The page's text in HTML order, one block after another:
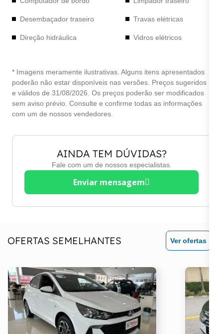
Desembaçador traseiro
Direção hidráulica
Travas elétricas
Vidros elétricos
* Imagens meramente ilustrativas. Alguns itens apresentados
poderão não estar disponíveis nas versões. Preços sugeridos
e válidos de 31/08/2026. Os preços poderão ser modificados
sem aviso prévio. Consulte e confirme todas as informações
com um de nossos vendedores.
AINDA TEM DÚVIDAS?
Fale com um de nossos especialistas.
Enviar mensagem
OFERTAS SEMELHANTES Ver ofertas